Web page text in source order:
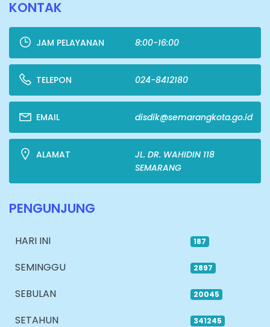
KONTAK
JAM PELAYANAN 8:00-16:00
TELEPON 024-8412180
EMAIL disdik@semarangkota.go.id
ALAMAT
JL. DR. WAHIDIN 118
SEMARANG
PENGUNJUNG
HARI INI 187
SEMINGGU 2897
SEBULAN 20045
SETAHUN 341245